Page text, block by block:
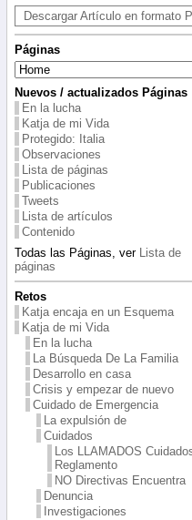
Descargar Artículo en formato
Páginas
Nuevos / actualizados Páginas
En la lucha
Katja de mi Vida
Protegido: Italia
Observaciones
Lista de páginas
Publicaciones
Tweets
Lista de artículos
Contenido
Todas las Páginas, ver
Lista de
páginas
Retos
Katja encaja en un Esquema
Katja de mi Vida
En la lucha
La Búsqueda De La Familia
Desarrollo en casa
Crisis y empezar de nuevo
Cuidado de Emergencia
La expulsión de
Cuidados
Los LLAMADOS
Reglamento
NO Directivas Encuentra
Denuncia
Investigaciones